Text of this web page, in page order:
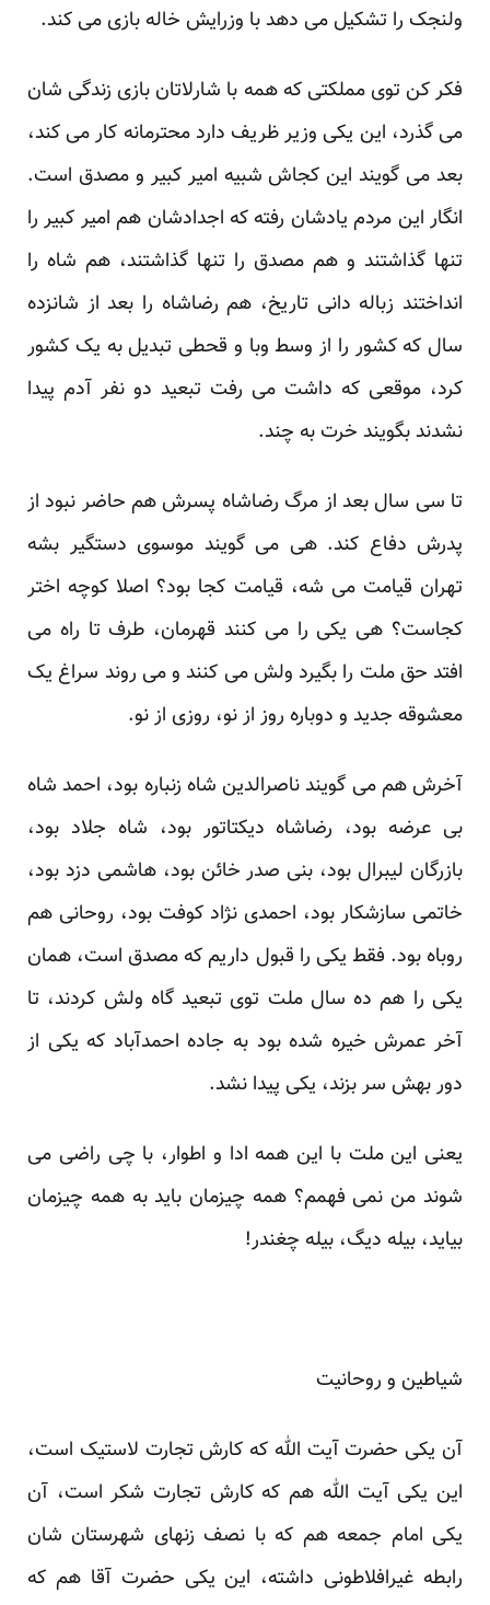
ولنجک را تشکیل می دهد با وزرایش خاله بازی می کند.
فکر کن توی مملکتی که همه با شارلاتان بازی زندگی شان
می گذرد، این یکی وزیر ظریف دارد محترمانه کار می کند،
بعد می گویند این کجاش شبیه امیر کبیر و مصدق است.
انگار این مردم یادشان رفته که اجدادشان هم امیر کبیر را
تنها گذاشتند و هم مصدق را تنها گذاشتند، هم شاه را
انداختند زباله دانی تاریخ، هم رضاشاه را بعد از شانزده
سال که کشور را از وسط وبا و قحطی تبدیل به یک کشور
کرد، موقعی که داشت می رفت تبعید دو نفر آدم پیدا
نشدند بگویند خرت به چند.
تا سی سال بعد از مرگ رضاشاه پسرش هم حاضر نبود از
پدرش دفاع کند. هی می گویند موسوی دستگیر بشه
تهران قیامت می شه، قیامت کجا بود؟ اصلا کوچه اختر
کجاست؟ هی یکی را می کنند قهرمان، طرف تا راه می
افتد حق ملت را بگیرد ولش می کنند و می روند سراغ یک
معشوقه جدید و دوباره روز از نو، روزی از نو.
آخرش هم می گویند ناصرالدین شاه زنباره بود، احمد شاه
بی عرضه بود، رضاشاه دیکتاتور بود، شاه جلاد بود،
بازرگان لیبرال بود، بنی صدر خائن بود، هاشمی دزد بود،
خاتمی سازشکار بود، احمدی نژاد کوفت بود، روحانی هم
روباه بود. فقط یکی را قبول داریم که مصدق است، همان
یکی را هم ده سال ملت توی تبعید گاه ولش کردند، تا
آخر عمرش خیره شده بود به جاده احمدآباد که یکی از
دور بهش سر بزند، یکی پیدا نشد.
یعنی این ملت با این همه ادا و اطوار، با چی راضی می
شوند من نمی فهمم؟ همه چیزمان باید به همه چیزمان
بیاید، بیله دیگ، بیله چغندر!
شیاطین و روحانیت
آن یکی حضرت آیت الله که کارش تجارت لاستیک است،
این یکی آیت الله هم که کارش تجارت شکر است، آن
یکی امام جمعه هم که با نصف زنهای شهرستان شان
رابطه غیرافلاطونی داشته، این یکی حضرت آقا هم که